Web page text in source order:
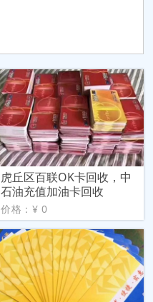
虎丘区百联OK卡回收，中
石油充值加油卡回收
价格：¥ 0